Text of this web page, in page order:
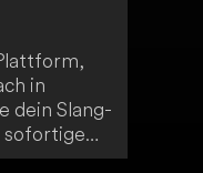
in
dein Slang-
sofortige